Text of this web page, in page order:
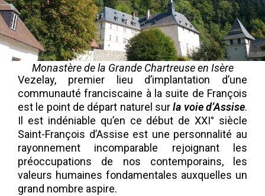
Monastère de la Grande Chartreuse en Isère
Vezelay, premier lieu d’implantation d’une
communauté franciscaine à la suite de François
est le point de départ naturel surla voie d’Assise.
Il est indéniable qu’en ce début de XXI° siècle
Saint-François d’Assise est une personnalité au
rayonnement incomparable rejoignant les
préoccupations de nos contemporains, les
valeurs humaines fondamentales auxquelles un
grand nombre aspire.